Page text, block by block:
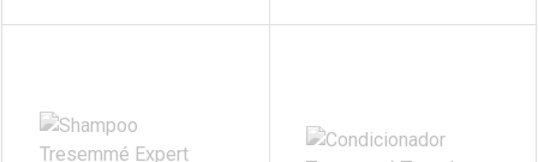
Laboratório
Por Menos Laboratório
Por Menos